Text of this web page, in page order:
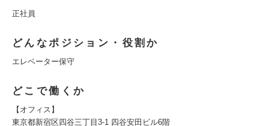
正社員
どんなポジション・役割か
エレベーター保守
どこで働くか
【オフィス】
東京都新宿区四谷三丁目3-1 四谷安田ビル6階